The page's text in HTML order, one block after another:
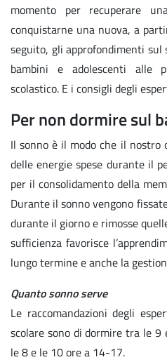
momento per recuperare
conquistarne una nuova, a
seguito, gli approfondimenti sul
bambini e adolescenti alle
scolastico. E i consigli degli
Per non dormire sul
Il sonno è il modo che il nostro
delle energie spese durante il
per il consolidamento della
Durante il sonno vengono
durante il giorno e rimosse
sufficienza favorisce
lungo termine e anche la
Quanto sonno serve
Le raccomandazioni degli
scolare sono di dormire tra le
le 8 e le 10 ore a 14-17.